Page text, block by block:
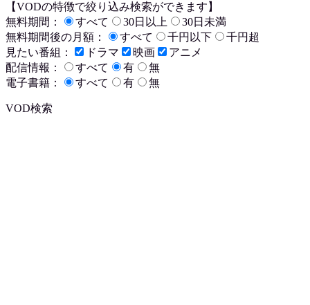
【VODの特徴で絞り込み検索ができます】
無料期間：
すべて 30日以上
30日未満
無料期間後の月額：
すべて 千円以下
千円超
見たい番組：
ドラマ 映画
アニメ
配信情報：
すべて 有
無
電子書籍：
すべて 有 無
VOD検索